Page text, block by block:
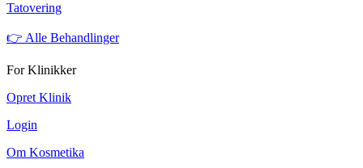
Tatovering
👉 Alle Behandlinger
For Klinikker
Opret Klinik
Login
Om Kosmetika